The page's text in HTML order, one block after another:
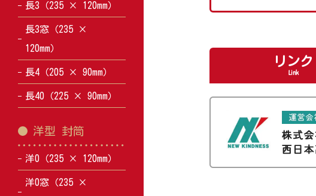
長3（235 × 120mm）
長3窓（235 ×
120mm）
長4（205 × 90mm）
長40（225 × 90mm）
洋型 封筒
洋0（235 × 120mm）
洋0窓（235 ×
リンク
Link